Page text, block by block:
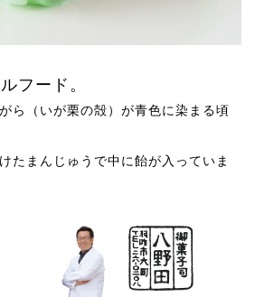
フード。
ら（いが栗の殻）が青色に染まる頃
たまんじゅうで中に飴が入っていま